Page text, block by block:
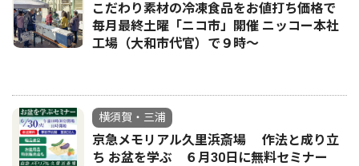
こだわり素材の冷凍食品をお値打ち価格で
毎月最終土曜「ニコ市」開催 ニッコー本社
工場（大和市代官）で９時～
横須賀・三浦
京急メモリアル久里浜斎場 作法と成り立
ち お盆を学ぶ ６月30日に無料セミナー